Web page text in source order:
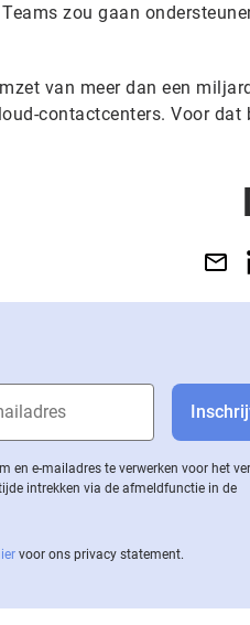
zou gaan
van meer dan een
contactcenters. Voor dat
en e-mailadres te verwerken voor het
intrekken via de af­meld­func­tie in de
voor ons privacy statement.